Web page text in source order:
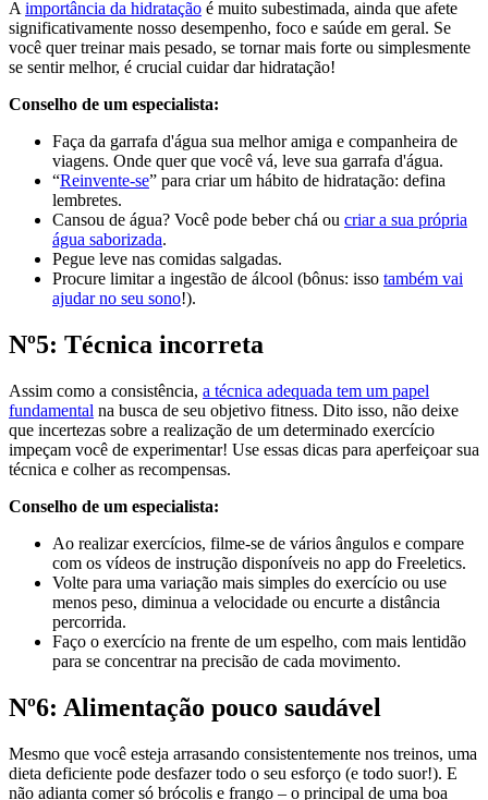
A importância da hidratação é muito subestimada, ainda que afete
significativamente nosso desempenho, foco e saúde em geral. Se
você quer treinar mais pesado, se tornar mais forte ou simplesmente
se sentir melhor, é crucial cuidar dar hidratação!
Conselho de um especialista:
Faça da garrafa d'água sua melhor amiga e companheira de
viagens. Onde quer que você vá, leve sua garrafa d'água.
“Reinvente-se” para criar um hábito de hidratação: defina
lembretes.
Cansou de água? Você pode beber chá ou criar a sua própria
água saborizada.
Pegue leve nas comidas salgadas.
Procure limitar a ingestão de álcool (bônus: isso também vai
ajudar no seu sono!).
Nº5: Técnica incorreta
Assim como a consistência, a técnica adequada tem um papel
fundamental na busca de seu objetivo fitness. Dito isso, não deixe
que incertezas sobre a realização de um determinado exercício
impeçam você de experimentar! Use essas dicas para aperfeiçoar sua
técnica e colher as recompensas.
Conselho de um especialista:
Ao realizar exercícios, filme-se de vários ângulos e compare
com os vídeos de instrução disponíveis no app do Freeletics.
Volte para uma variação mais simples do exercício ou use
menos peso, diminua a velocidade ou encurte a distância
percorrida.
Faço o exercício na frente de um espelho, com mais lentidão
para se concentrar na precisão de cada movimento.
Nº6: Alimentação pouco saudável
Mesmo que você esteja arrasando consistentemente nos treinos, uma
dieta deficiente pode desfazer todo o seu esforço (e todo suor!). E
não adianta comer só brócolis e frango – o principal de uma boa